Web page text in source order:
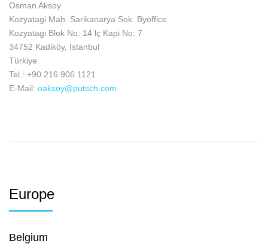
Osman Aksoy
Kozyatagi Mah. Sarikanarya Sok. Byoffice
Kozyatagi Blok No: 14 lç Kapi No: 7
34752 Kadiköy, Istanbul
Türkiye
Tel.: +90 216 906 1121
E-Mail: oaksoy@putsch.com
Europe
Belgium